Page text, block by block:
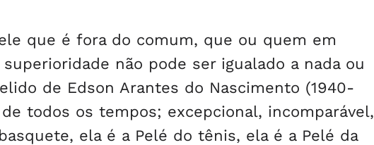
que é fora do comum, que ou quem em
não pode ser igualado a nada ou
de Edson Arantes do Nascimento (1940-
todos os tempos; excepcional, incomparável,
ela é a Pelé do tênis, ela é a Pelé da